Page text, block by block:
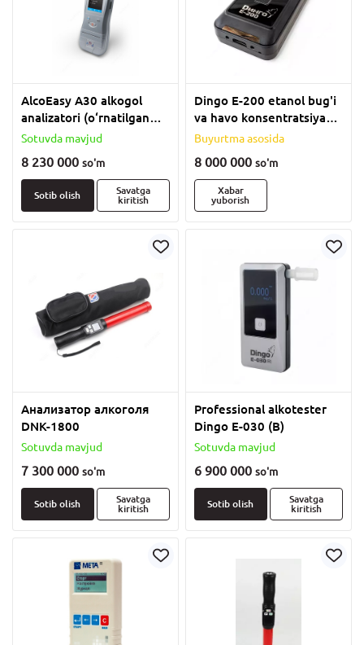
AlcoEasy A30 alkogol
analizatori (o‘rnatilgan
printer)
Sotuvda mavjud
8 230 000 so'm
Sotib olish
Savatga
kiritish
Dingo E-200 etanol bug'i
va havo konsentratsiyasi
analizatori
Buyurtma asosida
8 000 000 so'm
Xabar
yuborish
Анализатор алкоголя
DNK-1800
Sotuvda mavjud
7 300 000 so'm
Sotib olish
Savatga
kiritish
Professional alkotester
Dingo E-030 (B)
Sotuvda mavjud
6 900 000 so'm
Sotib olish
Savatga
kiritish